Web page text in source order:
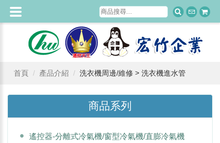
首頁 產品介紹 洗衣機周邊/維修 > 洗衣機進水管
商品系列
遙控器-分離式冷氣機/窗型冷氣機/直膨冷氣機